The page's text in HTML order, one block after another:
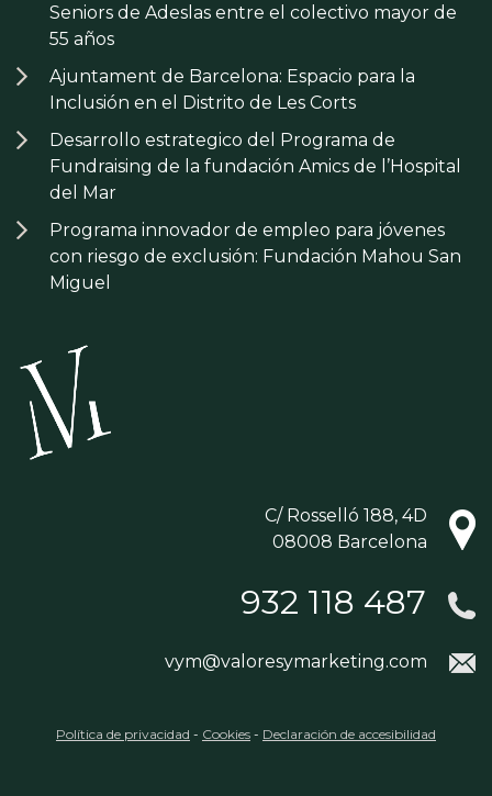
Seniors de Adeslas entre el colectivo mayor de
55 años
Ajuntament de Barcelona: Espacio para la
Inclusión en el Distrito de Les Corts
Desarrollo estrategico del Programa de
Fundraising de la fundación Amics de l’Hospital
del Mar
Programa innovador de empleo para jóvenes
con riesgo de exclusión: Fundación Mahou San
Miguel
C/ Rosselló 188, 4D
08008 Barcelona
932 118 487
vym@valoresymarketing.com
Política de privacidad - Cookies - Declaración de accesibilidad